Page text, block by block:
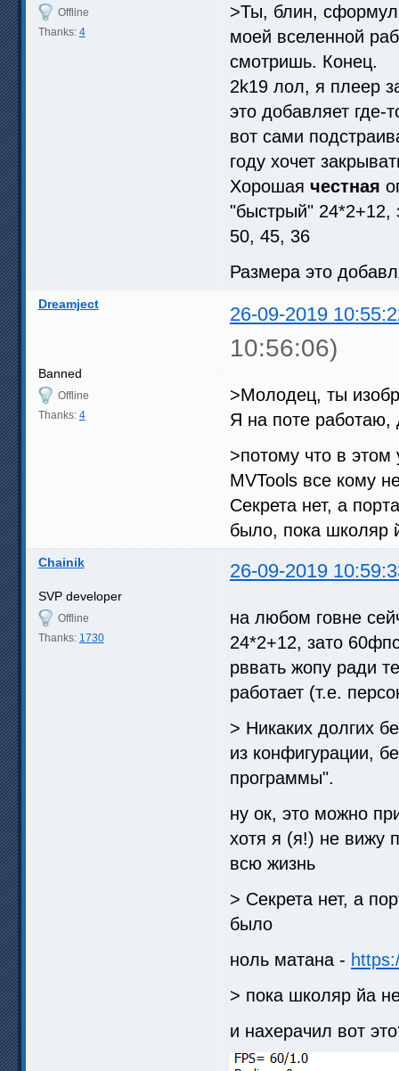
Offline
Thanks: 4
>Ты, блин,
моей вселенной
смотришь. Конец.
2k19 лол, я плеер
это добавляет где-
вот сами
году хочет
Хорошая честная
"быстрый" 24*2+12,
50, 45, 36
Размера это
Dreamject 26-09-2019
10:56:06)
Banned
Offline
Thanks: 4
>Молодец, ты
Я на поте работаю,
>потому что в этом
MVTools все кому
Секрета нет, а
было, пока школяр
Chainik 26-09-2019
SVP developer
Offline
Thanks: 1730
на любом говне
24*2+12, зато
рввать жопу ради
работает (т.е.
> Никаких долгих
из конфигурации,
программы".
ну ок, это можно
хотя я (я!) не вижу
всю жизнь
> Секрета нет, а
было
ноль матана -
> пока школяр йа
и нахерачил вот